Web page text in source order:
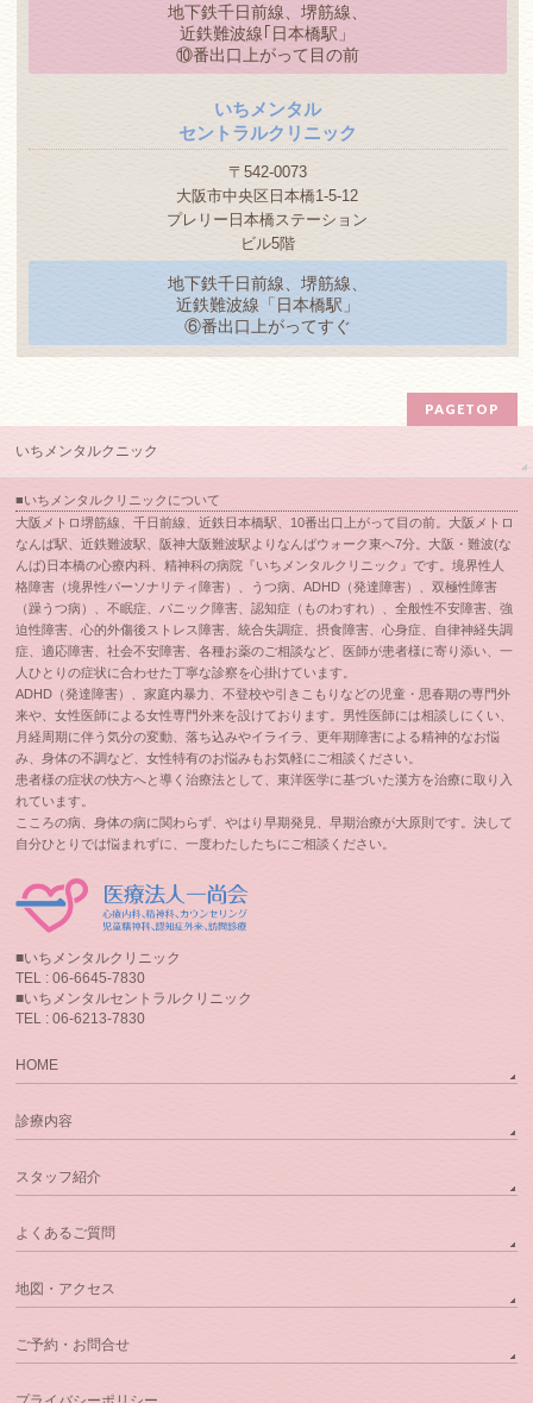
地下鉄千日前線、堺筋線、
近鉄難波線｢日本橋駅」
⑩番出口上がって目の前
いちメンタル
セントラルクリニック
〒542-0073
大阪市中央区日本橋1-5-12
プレリー日本橋ステーション
ビル5階
地下鉄千日前線、堺筋線、
近鉄難波線「日本橋駅」
⑥番出口上がってすぐ
PAGETOP
いちメンタルクニック
■いちメンタルクリニックについて
大阪メトロ堺筋線、千日前線、近鉄日本橋駅、10番出口上がって目の前。大阪メトロ
なんば駅、近鉄難波駅、阪神大阪難波駅よりなんばウォーク東へ7分。大阪・難波(な
んば)日本橋の心療内科、精神科の病院『いちメンタルクリニック』です。境界性人
格障害（境界性パーソナリティ障害）、うつ病、ADHD（発達障害）、双極性障害
（躁うつ病）、不眠症、パニック障害、認知症（ものわすれ）、全般性不安障害、強
迫性障害、心的外傷後ストレス障害、統合失調症、摂食障害、心身症、自律神経失調
症、適応障害、社会不安障害、各種お薬のご相談など、医師が患者様に寄り添い、一
人ひとりの症状に合わせた丁寧な診察を心掛けています。
ADHD（発達障害）、家庭内暴力、不登校や引きこもりなどの児童・思春期の専門外
来や、女性医師による女性専門外来を設けております。男性医師には相談しにくい、
月経周期に伴う気分の変動、落ち込みやイライラ、更年期障害による精神的なお悩
み、身体の不調など、女性特有のお悩みもお気軽にご相談ください。
患者様の症状の快方へと導く治療法として、東洋医学に基づいた漢方を治療に取り入
れています。
こころの病、身体の病に関わらず、やはり早期発見、早期治療が大原則です。決して
自分ひとりでは悩まれずに、一度わたしたちにご相談ください。
■いちメンタルクリニック
TEL : 06-6645-7830
■いちメンタルセントラルクリニック
TEL : 06-6213-7830
HOME
診療内容
スタッフ紹介
よくあるご質問
地図・アクセス
ご予約・お問合せ